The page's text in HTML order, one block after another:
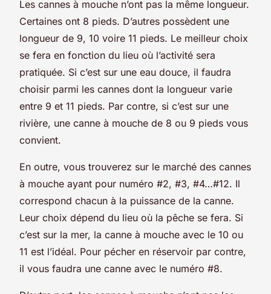
Les cannes à mouche n’ont pas la même longueur.
Certaines ont 8 pieds. D’autres possèdent une
longueur de 9, 10 voire 11 pieds. Le meilleur choix
se fera en fonction du lieu où l’activité sera
pratiquée. Si c’est sur une eau douce, il faudra
choisir parmi les cannes dont la longueur varie
entre 9 et 11 pieds. Par contre, si c’est sur une
rivière, une canne à mouche de 8 ou 9 pieds vous
convient.
En outre, vous trouverez sur le marché des cannes
à mouche ayant pour numéro #2, #3, #4…#12. Il
correspond chacun à la puissance de la canne.
Leur choix dépend du lieu où la pêche se fera. Si
c’est sur la mer, la canne à mouche avec le 10 ou
11 est l’idéal. Pour pécher en réservoir par contre,
il vous faudra une canne avec le numéro #8.